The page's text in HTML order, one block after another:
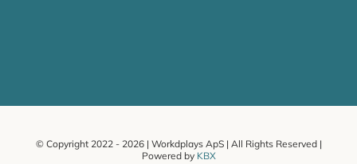
© Copyright 2022 - 2026 | Workdplays ApS | All Rights Reserved |
Powered by KBX